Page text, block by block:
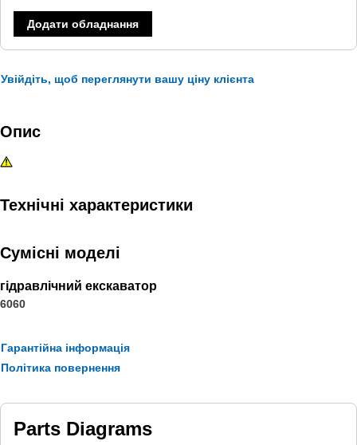
Додати обладнання
Увійдіть, щоб переглянути вашу ціну клієнта
Опис
Технічні характеристики
Сумісні моделі
гідравлічний екскаватор
6060
Гарантійна інформація
Політика повернення
Parts Diagrams